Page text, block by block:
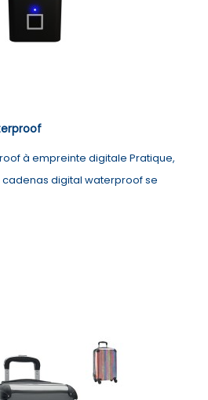
à empreinte digitale Pratique,
digital waterproof se